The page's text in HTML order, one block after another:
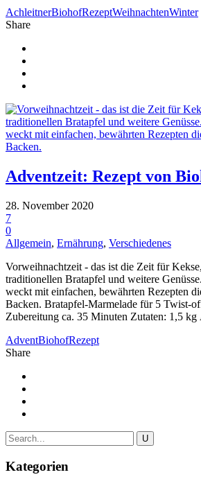
AchleitnerBiohofRezeptWeihnachtenWinter
Share
Adventzeit: Rezept von
28. November 2020
7
0
Allgemein, Ernährung, Verschiedenes
Vorweihnachtzeit - das ist die Zeit für
traditionellen Bratapfel und weitere
weckt mit einfachen, bewährten Rezepten
Backen. Bratapfel-Marmelade für 5 Twist-
Zubereitung ca. 35 Minuten Zutaten: 1,5 kg
AdventBiohofRezept
Share
Kategorien